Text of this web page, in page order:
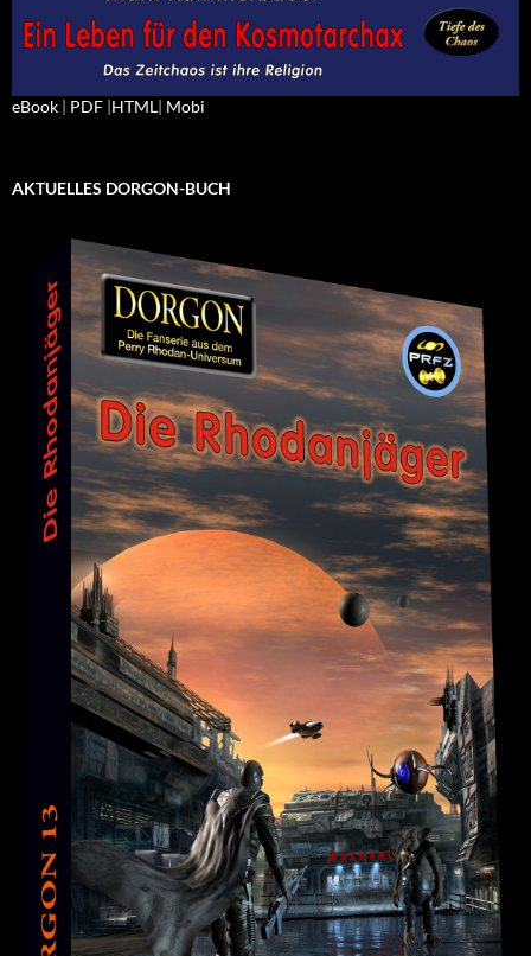
eBook | PDF |HTML| Mobi
AKTUELLES DORGON-BUCH